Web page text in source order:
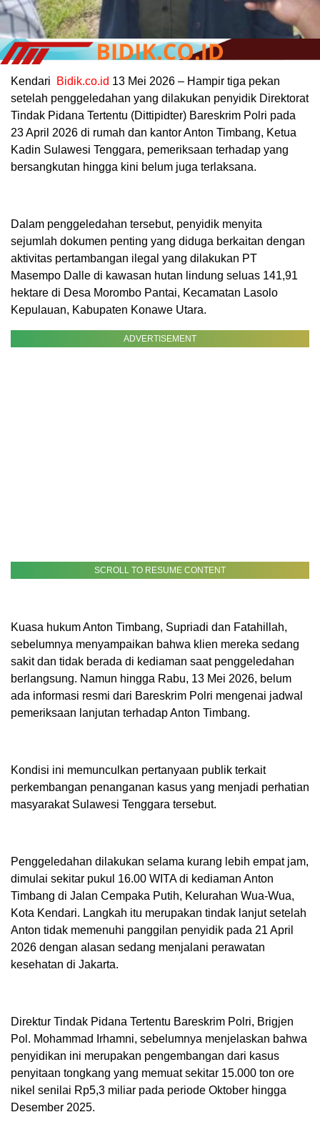
Kendari Bidik.co.id 13 Mei 2026 – Hampir tiga pekan
setelah penggeledahan yang dilakukan penyidik Direktorat
Tindak Pidana Tertentu (Dittipidter) Bareskrim Polri pada
23 April 2026 di rumah dan kantor Anton Timbang, Ketua
Kadin Sulawesi Tenggara, pemeriksaan terhadap yang
bersangkutan hingga kini belum juga terlaksana.
Dalam penggeledahan tersebut, penyidik menyita
sejumlah dokumen penting yang diduga berkaitan dengan
aktivitas pertambangan ilegal yang dilakukan PT
Masempo Dalle di kawasan hutan lindung seluas 141,91
hektare di Desa Morombo Pantai, Kecamatan Lasolo
Kepulauan, Kabupaten Konawe Utara.
ADVERTISEMENT
SCROLL TO RESUME CONTENT
Kuasa hukum Anton Timbang, Supriadi dan Fatahillah,
sebelumnya menyampaikan bahwa klien mereka sedang
sakit dan tidak berada di kediaman saat penggeledahan
berlangsung. Namun hingga Rabu, 13 Mei 2026, belum
ada informasi resmi dari Bareskrim Polri mengenai jadwal
pemeriksaan lanjutan terhadap Anton Timbang.
Kondisi ini memunculkan pertanyaan publik terkait
perkembangan penanganan kasus yang menjadi perhatian
masyarakat Sulawesi Tenggara tersebut.
Penggeledahan dilakukan selama kurang lebih empat jam,
dimulai sekitar pukul 16.00 WITA di kediaman Anton
Timbang di Jalan Cempaka Putih, Kelurahan Wua-Wua,
Kota Kendari. Langkah itu merupakan tindak lanjut setelah
Anton tidak memenuhi panggilan penyidik pada 21 April
2026 dengan alasan sedang menjalani perawatan
kesehatan di Jakarta.
Direktur Tindak Pidana Tertentu Bareskrim Polri, Brigjen
Pol. Mohammad Irhamni, sebelumnya menjelaskan bahwa
penyidikan ini merupakan pengembangan dari kasus
penyitaan tongkang yang memuat sekitar 15.000 ton ore
nikel senilai Rp5,3 miliar pada periode Oktober hingga
Desember 2025.